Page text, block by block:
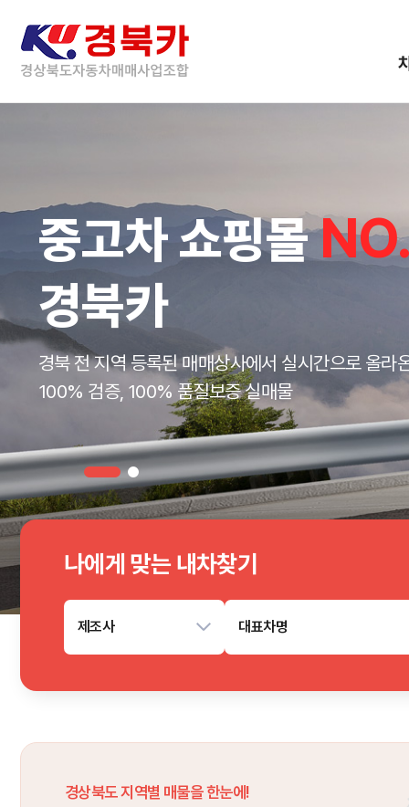
중고차 쇼핑몰
경북카
경북 전 지역 등록된 매매상사에서 실시간으로 올라
100% 검증, 100% 품질보증 실매물
나에게 맞는 내차찾기
제조사 대표차명
경상북도 지역별 매물을 한눈에!